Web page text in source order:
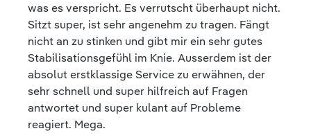
was es verspricht. Es verrutscht überhaupt nicht.
Sitzt super, ist sehr angenehm zu tragen. Fängt
nicht an zu stinken und gibt mir ein sehr gutes
Stabilisationsgefühl im Knie. Ausserdem ist der
absolut erstklassige Service zu erwähnen, der
sehr schnell und super hilfreich auf Fragen
antwortet und super kulant auf Probleme
reagiert. Mega.